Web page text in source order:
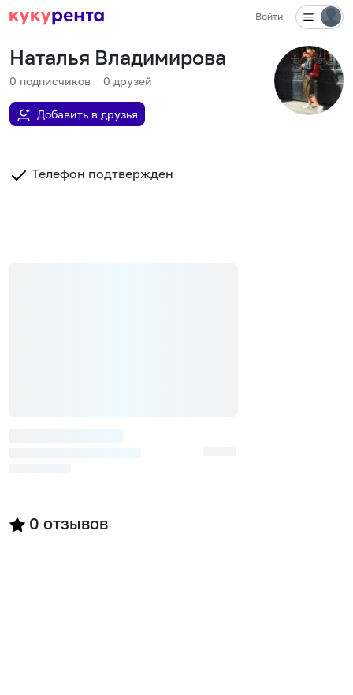
Войти
Наталья Владимирова
0 подписчиков 0 друзей
Добавить в друзья
Телефон подтвержден
0 отзывов